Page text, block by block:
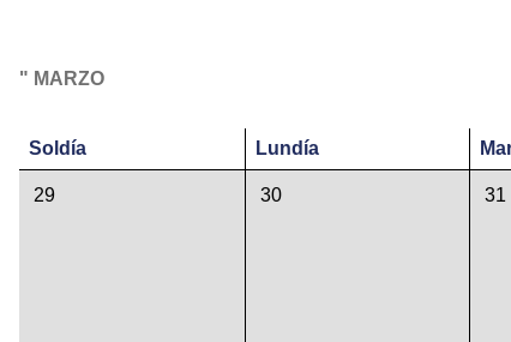
" MARZO
Sol día Lundía
29 30 31